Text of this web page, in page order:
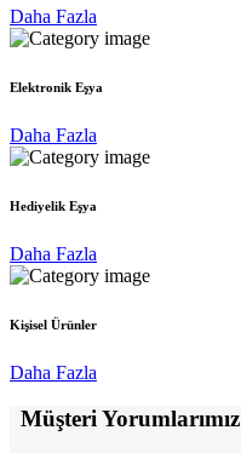
Daha Fazla
Elektronik Eşya
Daha Fazla
Hediyelik Eşya
Daha Fazla
Kişisel Ürünler
Daha Fazla
Müşteri Yorumlarımız